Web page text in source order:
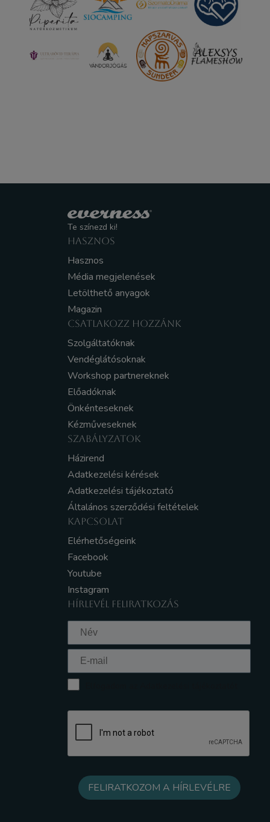
Te színezd ki!
HASZNOS
Hasznos
Média megjelenések
Letölthető anyagok
Magazin
CSATLAKOZZ HOZZÁNK
Szolgáltatóknak
Vendéglátósoknak
Workshop partnereknek
Előadóknak
Önkénteseknek
Kézműveseknek
SZABÁLYZATOK
Házirend
Adatkezelési kérések
Adatkezelési tájékoztató
Általános szerződési feltételek
KAPCSOLAT
Elérhetőségeink
Facebook
Youtube
Instagram
HÍRLEVÉL FELIRATKOZÁS